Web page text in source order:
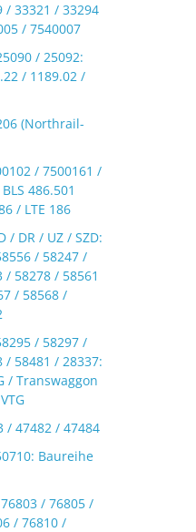
/ 33321 / 33294
/ 7540007
/ 25092:
/ 1189.02 /
(Northrail-
/ 7500161 /
486.501
/ LTE 186
/ DR / UZ / SZD:
/ 58247 /
/ 58278 / 58561
/ 58568 /
/ 58297 /
/ 58481 / 28337:
/ Transwaggon
/ 47482 / 47484
Baureihe
/ 76805 /
/ 76810 /